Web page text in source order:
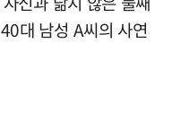
대 남성 A씨의 사연